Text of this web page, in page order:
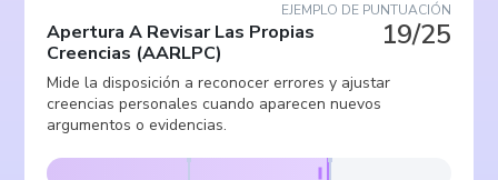
EJEMPLO DE PUNTUACIÓN
19/25
Apertura A Revisar Las Propias
Creencias (AARLPC)
Mide la disposición a reconocer errores y ajustar
creencias personales cuando aparecen nuevos
argumentos o evidencias.